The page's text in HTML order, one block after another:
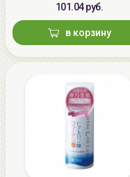
101.04 руб.
в корзину